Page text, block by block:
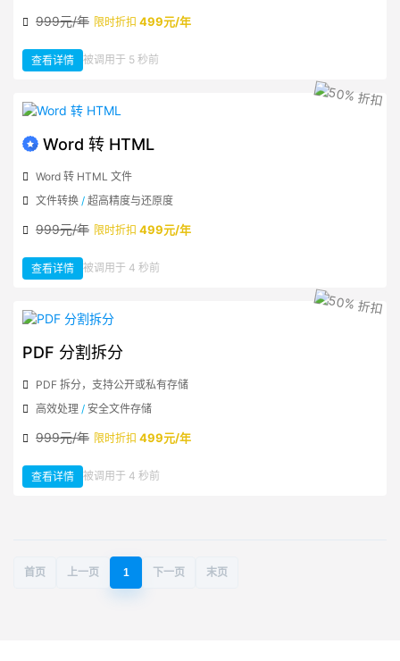
999元/年 限时折扣 499元/年
查看详情 ：
Markdown
被调用于 5 秒前
Word 转 HTML
Word 转 HTML 文件
文件转换 / 超高精度与还原度
999元/年 限时折扣 499元/年
查看详情 ：
Word
被调用于 4 秒前
PDF 分割拆分
PDF 拆分，支持公开或私有存储
高效处理 / 安全文件存储
999元/年 限时折扣 499元/年
查看详情 ：
PDF
被调用于 4 秒前
首页 上一页 1 下一页 末页